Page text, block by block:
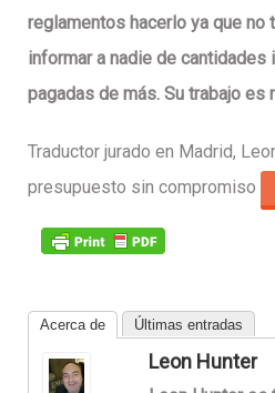
reglamentos hacerlo ya que no
informar a nadie de cantidades
pagadas de más. Su trabajo es
Traductor jurado en Madrid,
presupuesto sin compromiso
Acerca de Últimas entradas
Leon Hunter